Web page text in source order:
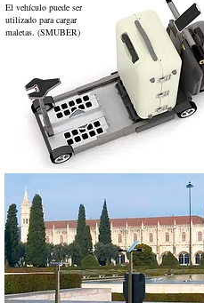
El vehículo puede ser
utilizado para cargar
maletas. (SMUBER)